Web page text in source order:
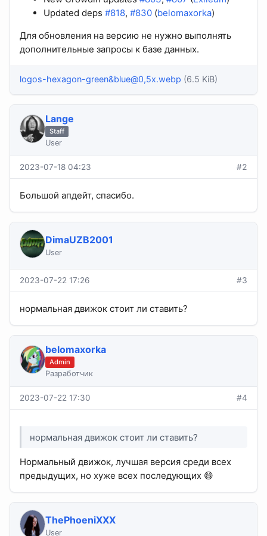
Updated deps #818, #830 (belomaxorka)
Для обновления на версию не нужно выполнять
дополнительные запросы к базе данных.
logos-hexagon-green&blue@0,5x.webp (6.5 KiB)
Lange
Staff
User
2023-07-18 04:23 #2
Большой апдейт, спасибо.
DimaUZB2001
User
2023-07-22 17:26 #3
нормальная движок стоит ли ставить?
belomaxorka
Admin
Разработчик
2023-07-22 17:30 #4
нормальная движок стоит ли ставить?
Нормальный движок, лучшая версия среди всех
предыдущих, но хуже всех последующих 😄
ThePhoeniXXX
User